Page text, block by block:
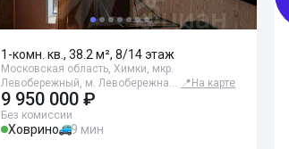
1-комн. кв., 38.2 м², 8/14 этаж
Московская область, Химки, мкр.
Левобережный, м. Левобережна… 📍 На карте
9 950 000 ₽
Без комиссии
Ховрино 9 мин